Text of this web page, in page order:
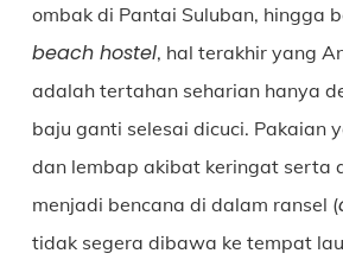
ombak di Pantai Suluban, hingga
beach hostel, hal terakhir yang
adalah tertahan seharian hanya
baju ganti selesai dicuci. Pakaian
dan lembap akibat keringat serta
menjadi bencana di dalam ransel (
tidak segera dibawa ke tempat